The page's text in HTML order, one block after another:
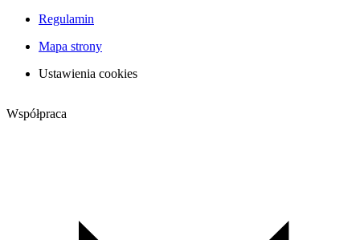
Regulamin
Mapa strony
Ustawienia cookies
Współpraca